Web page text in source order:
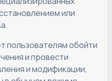
или
пользователям обойти
и провести
и модификации,